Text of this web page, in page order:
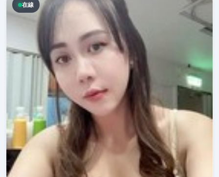
在線